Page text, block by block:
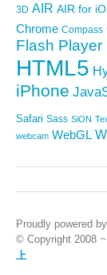
3D AIR AIR for
Chrome Compass
Flash Player
HTML5
iPhone
Safari Sass SiON
webcam WebGL
Proudly powered by
© Copyright 2008
上